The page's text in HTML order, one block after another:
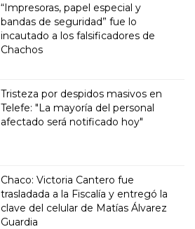
“Impresoras, papel especial y
bandas de seguridad” fue lo
incautado a los falsificadores de
Chachos
Tristeza por despidos masivos en
Telefe: "La mayoría del personal
afectado será notificado hoy"
Chaco: Victoria Cantero fue
trasladada a la Fiscalía y entregó la
clave del celular de Matías Álvarez
Guardia